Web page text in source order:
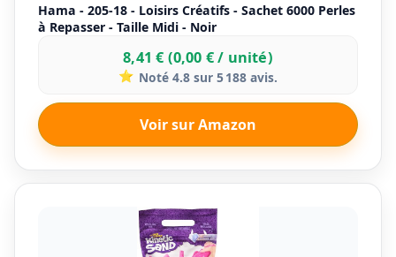
Hama - 205-18 - Loisirs Créatifs - Sachet 6000 Perles
à Repasser - Taille Midi - Noir
8,41 € (0,00 € / unité)
⭐ Noté 4.8 sur 5 188 avis.
Voir sur Amazon